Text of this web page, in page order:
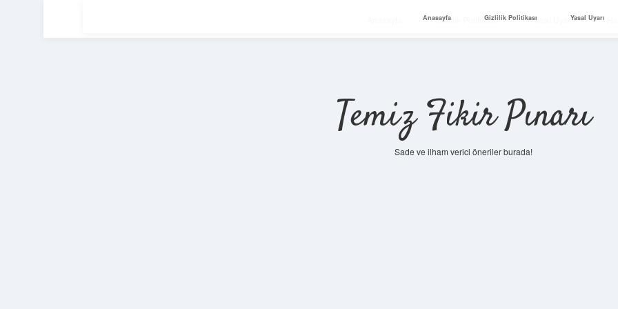
Gizlilik Politikası Yasal Uyarı
Temiz Fikir Pınarı
Sade ve ilham verici öneriler burada!
Anasayfa Gizlilik Politikası Yasal Uyarı